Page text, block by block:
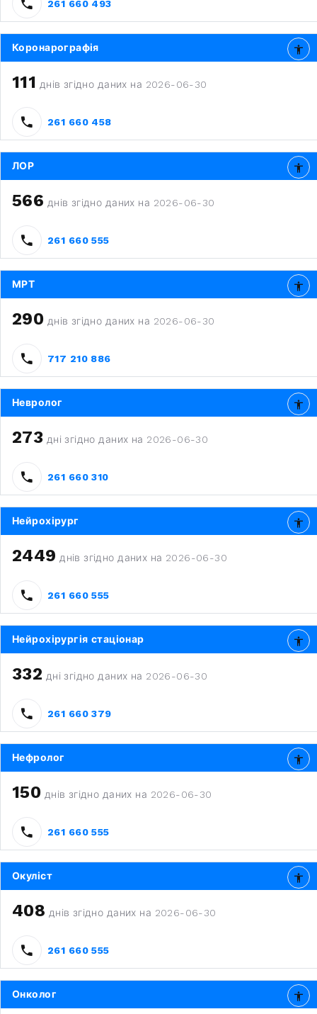
261 660 493
Коронарографія
111 днів згідно даних на 2026-06-30
261 660 458
ЛОР
566 днів згідно даних на 2026-06-30
261 660 555
МРТ
290 днів згідно даних на 2026-06-30
717 210 886
Невролог
273 дні згідно даних на 2026-06-30
261 660 310
Нейрохірург
2449 днів згідно даних на 2026-06-30
261 660 555
Нейрохірургія стаціонар
332 дні згідно даних на 2026-06-30
261 660 379
Нефролог
150 днів згідно даних на 2026-06-30
261 660 555
Окуліст
408 днів згідно даних на 2026-06-30
261 660 555
Онколог